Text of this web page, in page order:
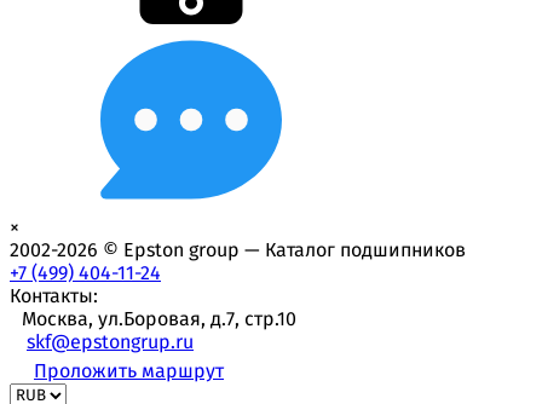
×
2002-2026 © Epston group — Каталог подшипников
+7 (499) 404-11-24
Контакты:
Москва, ул.Боровая, д.7, стр.10
skf@epstongrup.ru
Проложить маршрут